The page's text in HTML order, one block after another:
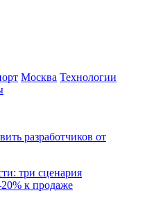
Москва Технологии
разработчиков от
три сценария
к продаже